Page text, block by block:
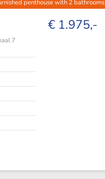
penthouse with 2 bathrooms
€ 1.975,-
7